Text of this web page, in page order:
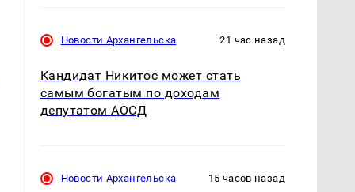
Новости Архангельска 21 час назад
Кандидат Никитос может стать
самым богатым по доходам
депутатом АОСД
Новости Архангельска 15 часов назад